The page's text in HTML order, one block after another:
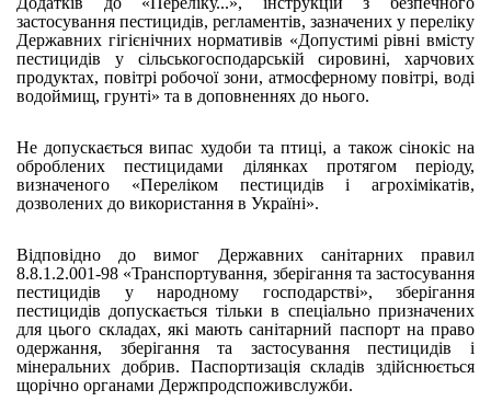
застосування пестицидів, регламентів, зазначених у переліку
Державних гігієнічних нормативів «Допустимі рівні вмісту
пестицидів у сільськогосподарській сировині, харчових
продуктах, повітрі робочої зони, атмосферному повітрі, воді
водоймищ, грунті» та в доповненнях до нього.
Не допускається випас худоби та птиці, а також сінокіс на
оброблених пестицидами ділянках протягом періоду,
визначеного «Переліком пестицидів і агрохімікатів,
дозволених до використання в Україні».
Відповідно до вимог Державних санітарних правил
8.8.1.2.001-98 «Транспортування, зберігання та застосування
пестицидів у народному господарстві», зберігання
пестицидів допускається тільки в спеціально призначених
для цього складах, які мають санітарний паспорт на право
одержання, зберігання та застосування пестицидів і
мінеральних добрив. Паспортизація складів здійснюється
щорічно органами Держпродспоживслужби.